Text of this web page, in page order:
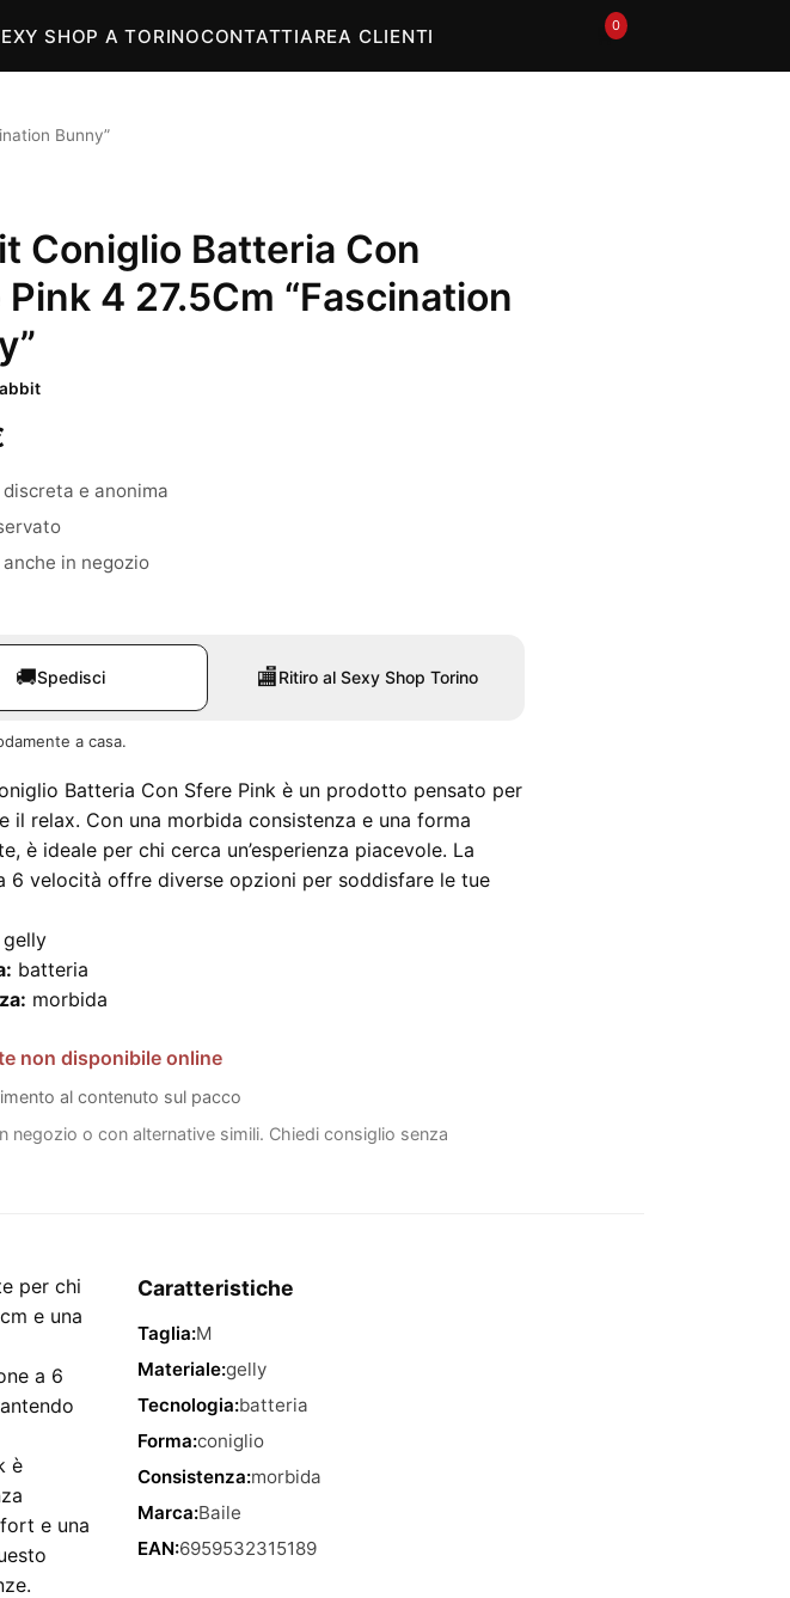
SHOP A TORINOCONTATTIAREA CLIENTI 🛒0
Bunny”
Coniglio Batteria Con
Pink 4 27.5Cm “Fascination
e anonima
in negozio
🚚Spedisci 🏬Ritiro al Sexy Shop Torino
a casa.
Batteria Con Sfere Pink è un prodotto pensato per
il relax. Con una morbida consistenza e una forma
è ideale per chi cerca un’esperienza piacevole. La
6 velocità offre diverse opzioni per soddisfare le tue
gelly
batteria
morbida
non disponibile online
al contenuto sul pacco
negozio o con alternative simili. Chiedi consiglio senza
per chi
e una
a 6
è
e una
Caratteristiche
Taglia:M
Materiale:gelly
Tecnologia:batteria
Forma:coniglio
Consistenza:morbida
Marca:Baile
EAN:6959532315189